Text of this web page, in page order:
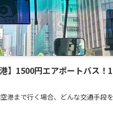
】1500円エアポートバス！
港まで行く場合、どんな交通手段